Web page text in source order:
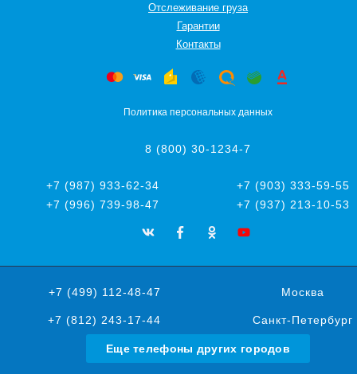
Oтслеживание груза
Гарантии
Контакты
Политика персональных данных
8 (800) 30-1234-7
+7 (987) 933-62-34
+7 (903) 333-59-55
+7 (996) 739-98-47
+7 (937) 213-10-53
+7 (499) 112-48-47 Москва
+7 (812) 243-17-44 Санкт-Петербург
Еще телефоны других городов